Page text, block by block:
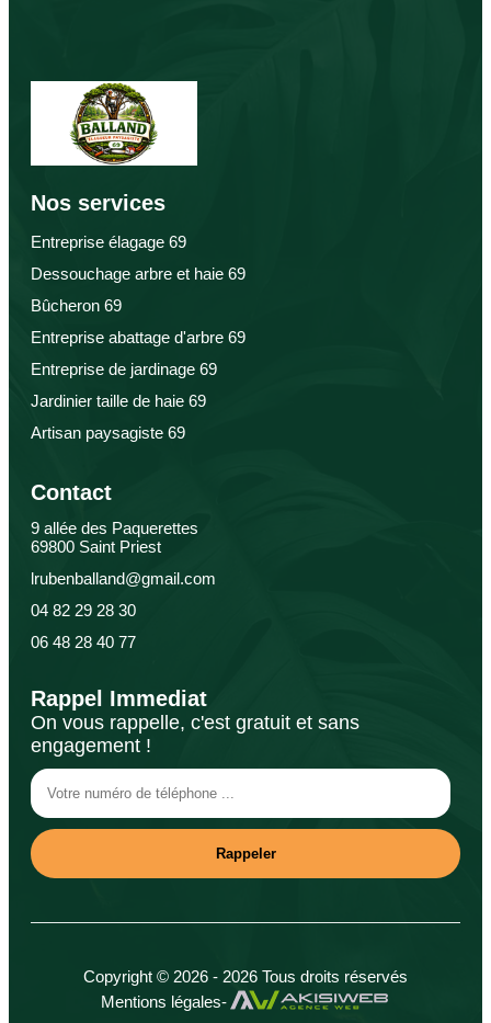
Nos services
Entreprise élagage 69
Dessouchage arbre et haie 69
Bûcheron 69
Entreprise abattage d'arbre 69
Entreprise de jardinage 69
Jardinier taille de haie 69
Artisan paysagiste 69
Contact
9 allée des Paquerettes
69800 Saint Priest
lrubenballand@gmail.com
04 82 29 28 30
06 48 28 40 77
Rappel Immediat
On vous rappelle, c'est gratuit et sans
engagement !
Copyright © 2026 - 2026 Tous droits réservés
Mentions légales-